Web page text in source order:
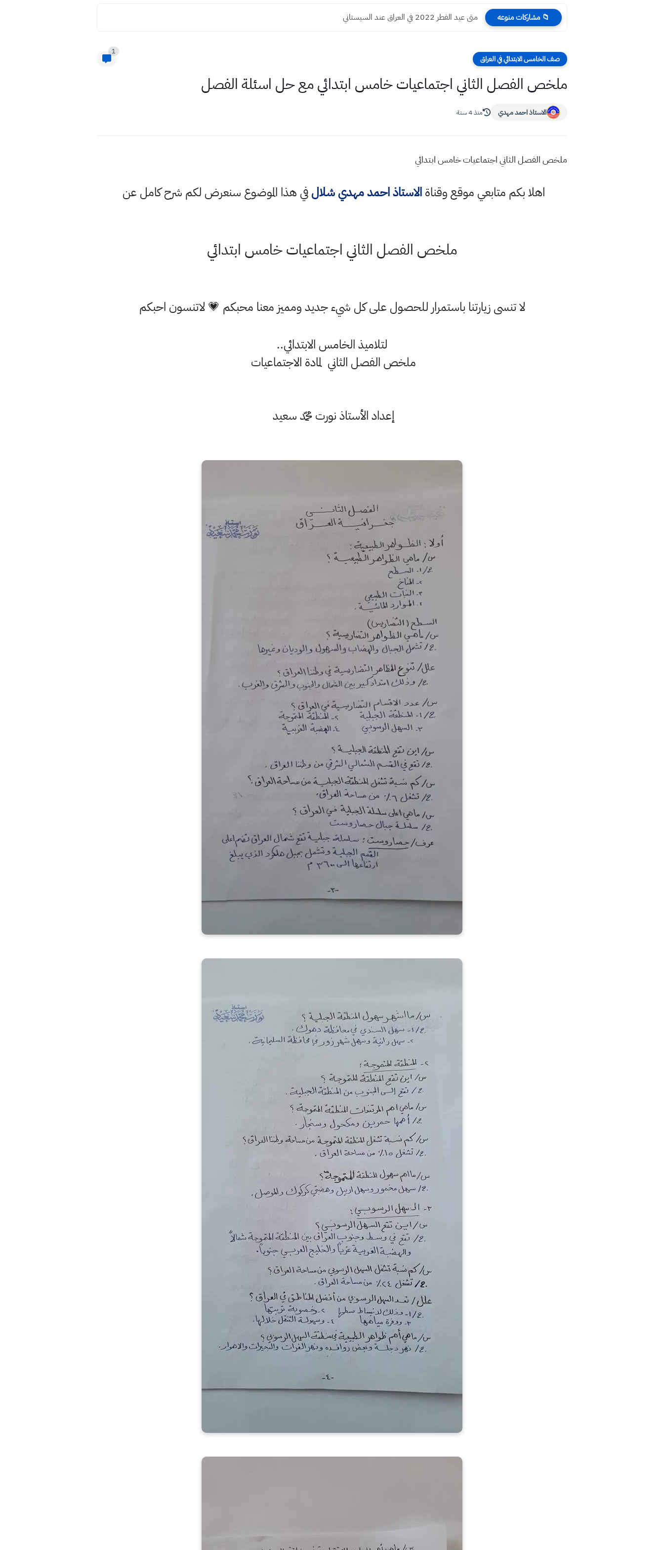
📁 مشاركات منوعه متى عيد الفطر 2022 في العراق عند السيستاني
صف الخامس الابتدائي في العراق
1
ملخص الفصل الثاني اجتماعيات خامس ابتدائي مع حل اسئلة الفصل
الاستاذ احمد مهدي منذ 4 سنة
ملخص الفصل الثاني اجتماعيات خامس ابتدائي
اهلا بكم متابعي موقع وقناةالاستاذ احمد مهدي شلالفي هذا الموضوع سنعرض لكم شرح كامل عن
ملخص الفصل الثاني اجتماعيات خامس ابتدائي
لا تنسى زيارتنا باستمرار للحصول على كل شيء جديد ومميز معنا محبكم 💗 لاتنسون احبكم
لتلاميذ الخامس الابتدائي..
ملخص الفصل الثاني لمادة الاجتماعيات
إعداد الأستاذ نورت محمّد سعيد